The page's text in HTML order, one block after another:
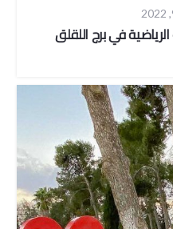
الرياضية في برج اللقلق